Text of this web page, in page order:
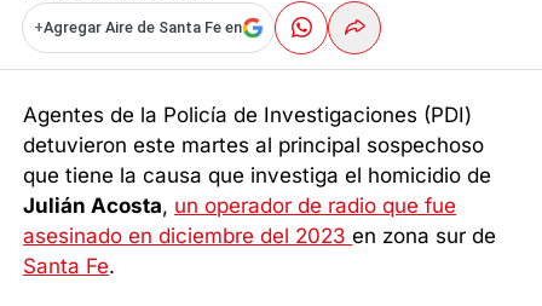
+Agregar Aire de Santa Fe en
Agentes de la Policía de Investigaciones (PDI)
detuvieron este martes al principal sospechoso
que tiene la causa que investiga el homicidio de
Julián Acosta, un operador de radio que fue
asesinado en diciembre del 2023en zona sur de
Santa Fe.